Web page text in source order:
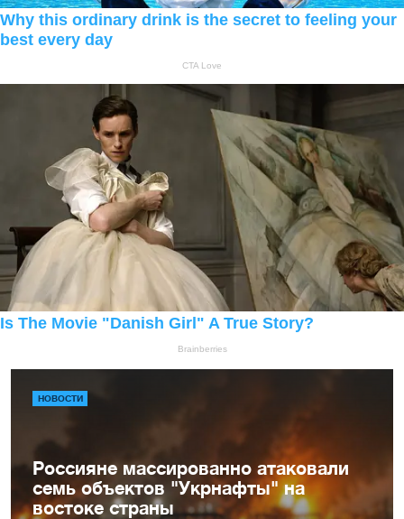
НОВОСТИ
Россияне массированно атаковали
семь объектов "Укрнафты" на
востоке страны